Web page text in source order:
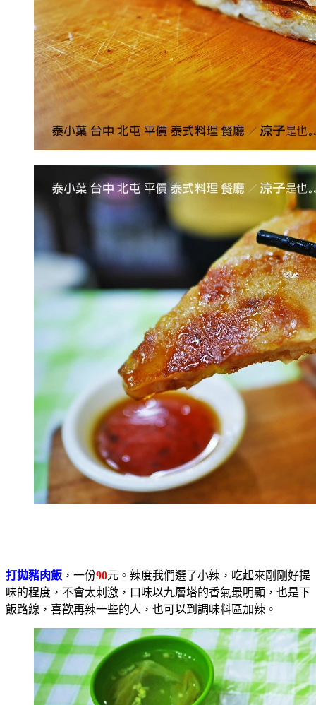
打拋豬肉飯 ，一份90元。辣度我們選了小辣，吃起來剛剛好提
味的程度，不會太刺激，口味以九層塔的香氣最明顯，也是下
飯路線，喜歡再辣一些的人，也可以到調味料區加辣。